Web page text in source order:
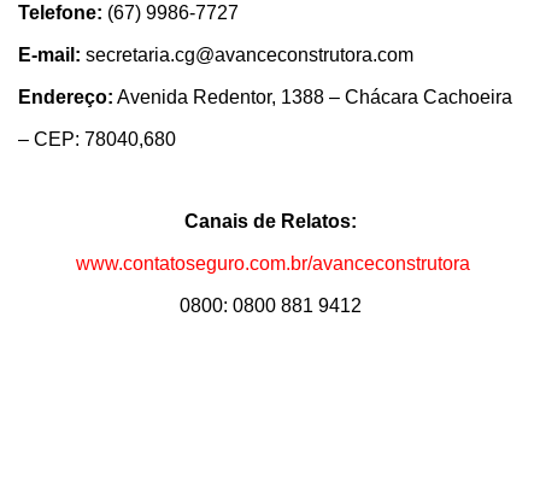
Telefone: (67) 9986-7727
E-mail: secretaria.cg@avanceconstrutora.com
Endereço: Avenida Redentor, 1388 – Chácara Cachoeira
– CEP: 78040,680
Canais de Relatos:
www.contatoseguro.com.br/avanceconstrutora
0800: 0800 881 9412